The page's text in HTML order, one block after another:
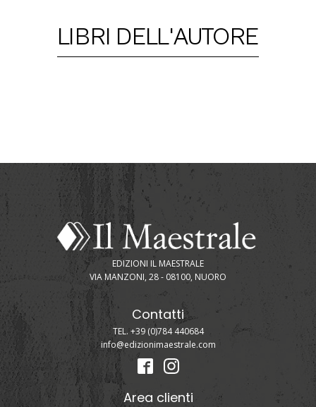
LIBRI DELL'AUTORE
EDIZIONI IL MAESTRALE
VIA MANZONI, 28 - 08100, NUORO
Contatti
TEL. +39 (0)784 440684
info@edizionimaestrale.com
Area clienti